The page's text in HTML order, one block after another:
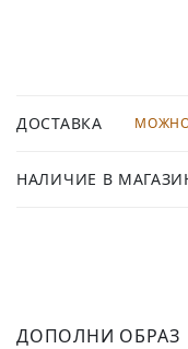
ДОСТАВКА
НАЛИЧИЕ В
ДОПОЛНИ ОБРАЗ